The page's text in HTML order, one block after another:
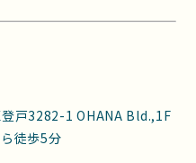
戸3282-1 OHANA Bld.,1F
徒歩5分